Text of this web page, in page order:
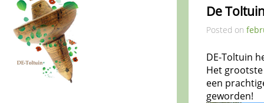
De
Posted on
DE-Toltuin
Het
een
geworden!